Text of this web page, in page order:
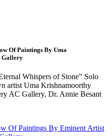
Of Paintings By Uma
Gallery
Whispers of Stone” Solo
artist Uma Krishnamoorthy
AC Gallery, Dr. Annie Besant